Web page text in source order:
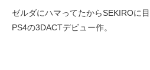
ゼルダにハマってたからSEKIROに
PS4の3DACTデビュー作。